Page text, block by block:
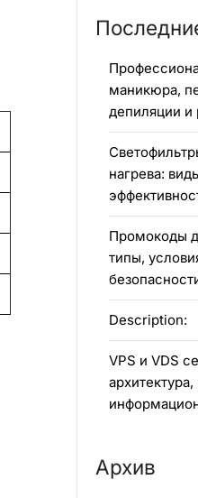
маникюра,
депиляции и
нагрева:
Промокоды
типы,
Description:
VPS и VDS
Архив